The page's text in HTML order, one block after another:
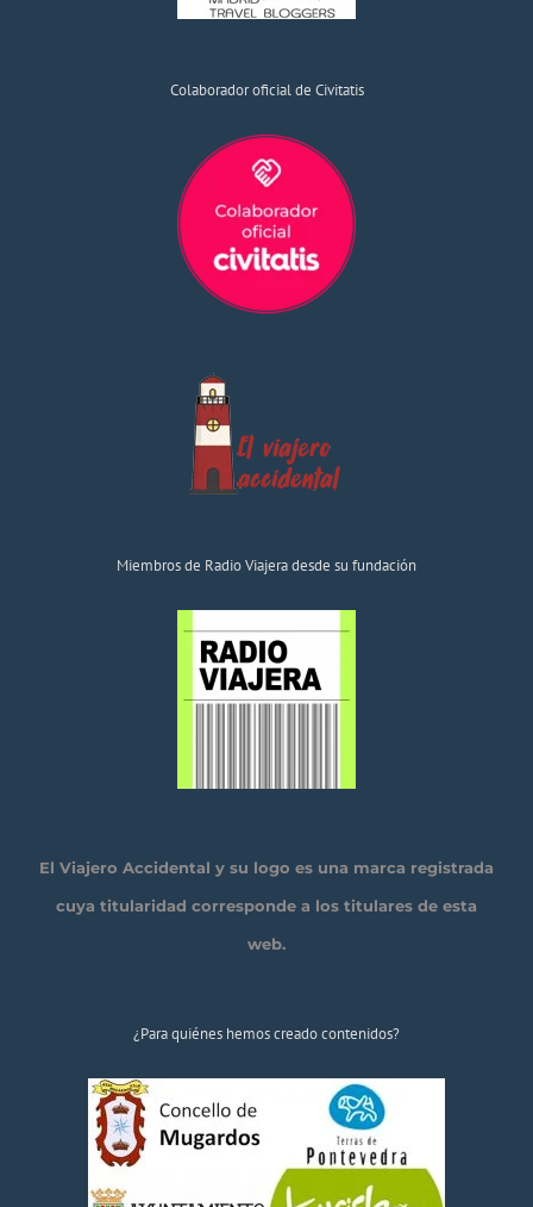
Colaborador oficial de Civitatis
Miembros de Radio Viajera desde su fundación
El Viajero Accidental y su logo es una marca registrada
cuya titularidad corresponde a los titulares de esta
web.
¿Para quiénes hemos creado contenidos?